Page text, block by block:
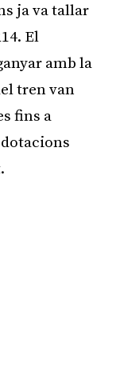
ja va tallar
El
amb la
tren van
fins a